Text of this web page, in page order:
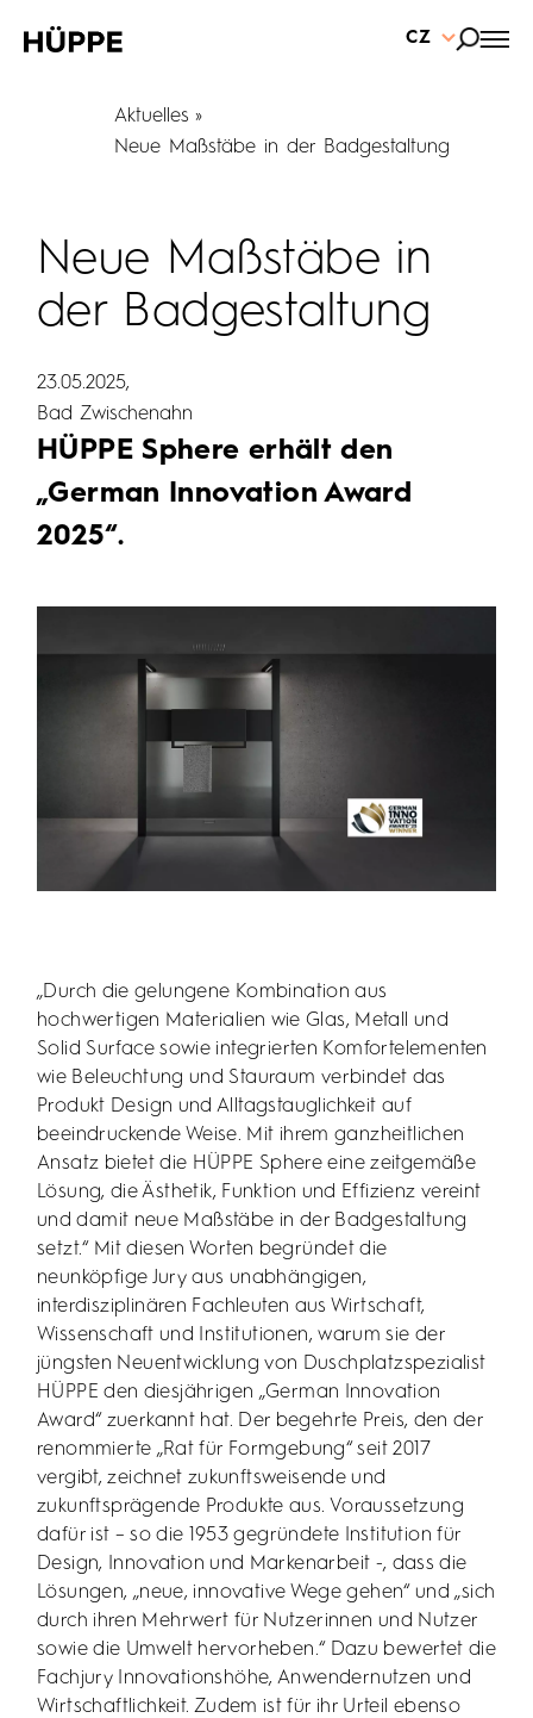
CZ
Aktuelles
Neue Maßstäbe in der Badgestaltung
Neue Maßstäbe in
der Badgestaltung
23.05.2025
Bad Zwischenahn
HÜPPE Sphere erhält den
„German Innovation Award
2025“.
„Durch die gelungene Kombination aus
hochwertigen Materialien wie Glas, Metall und
Solid Surface sowie integrierten Komfortelementen
wie Beleuchtung und Stauraum verbindet das
Produkt Design und Alltagstauglichkeit auf
beeindruckende Weise. Mit ihrem ganzheitlichen
Ansatz bietet die HÜPPE Sphere eine zeitgemäße
Lösung, die Ästhetik, Funktion und Effizienz vereint
und damit neue Maßstäbe in der Badgestaltung
setzt.“ Mit diesen Worten begründet die
neunköpfige Jury aus unabhängigen,
interdisziplinären Fachleuten aus Wirtschaft,
Wissenschaft und Institutionen, warum sie der
jüngsten Neuentwicklung von Duschplatzspezialist
HÜPPE den diesjährigen „German Innovation
Award“ zuerkannt hat. Der begehrte Preis, den der
renommierte „Rat für Formgebung“ seit 2017
vergibt, zeichnet zukunftsweisende und
zukunftsprägende Produkte aus. Voraussetzung
dafür ist – so die 1953 gegründete Institution für
Design, Innovation und Markenarbeit -, dass die
Lösungen, „neue, innovative Wege gehen“ und „sich
durch ihren Mehrwert für Nutzerinnen und Nutzer
sowie die Umwelt hervorheben.“ Dazu bewertet die
Fachjury Innovationshöhe, Anwendernutzen und
Wirtschaftlichkeit. Zudem ist für ihr Urteil ebenso